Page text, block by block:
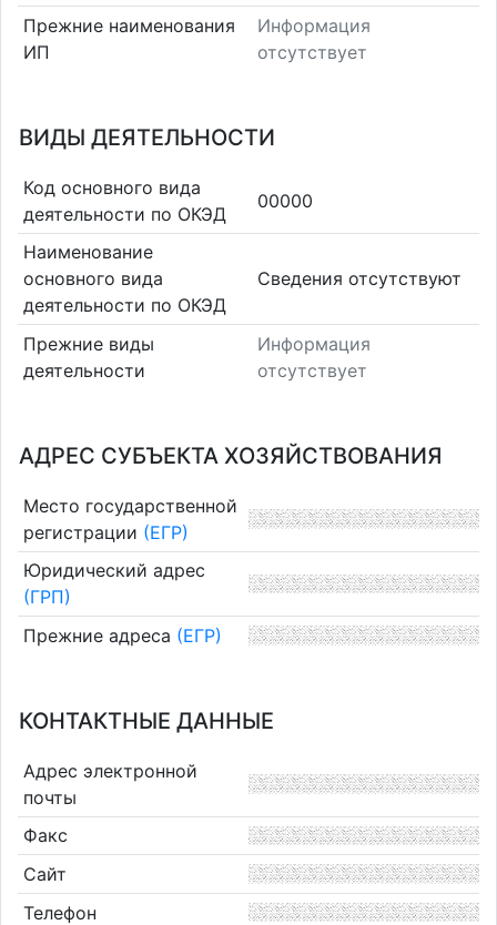
Прежние наименования
ИП
Информация
отсутствует
ВИДЫ ДЕЯТЕЛЬНОСТИ
Код основного вида
деятельности по ОКЭД
00000
Наименование
основного вида
деятельности по ОКЭД
Cведения отсутствуют
Прежние виды
деятельности
Информация
отсутствует
АДРЕС СУБЪЕКТА ХОЗЯЙСТВОВАНИЯ
Место государственной
регистрации (ЕГР)
Юридический адрес
(ГРП)
Прежние адреса (ЕГР)
КОНТАКТНЫЕ ДАННЫЕ
Адрес электронной
почты
Факс
Сайт
Телефон